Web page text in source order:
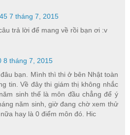
7 tháng 7, 2015
trả lời để mang về rồi bạn ơi :v
8 tháng 7, 2015
bạn. Mình thì thi ở bên Nhật toàn
tin. Về đây thi giám thị không nhắc
sinh thế là môn đầu chẳng để ý
năm sinh, giờ đang chờ xem thử
hay là 0 điểm môn đó. Hic